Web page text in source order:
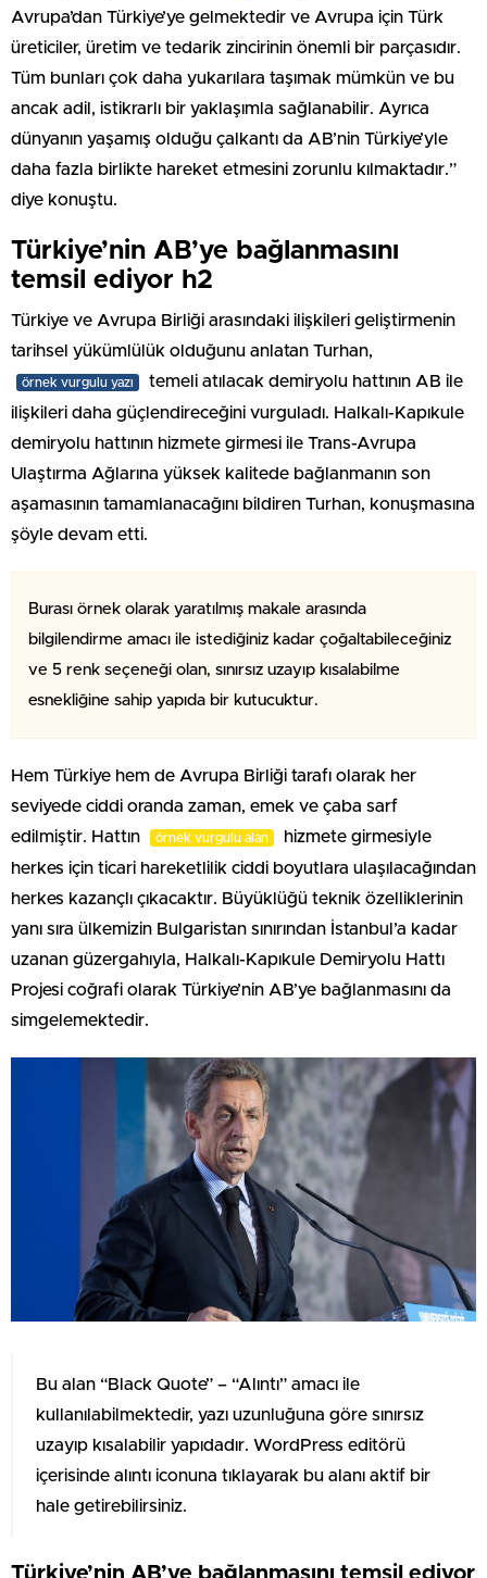
Avrupa’dan Türkiye’ye gelmektedir ve Avrupa için Türk
üreticiler, üretim ve tedarik zincirinin önemli bir parçasıdır.
Tüm bunları çok daha yukarılara taşımak mümkün ve bu
ancak adil, istikrarlı bir yaklaşımla sağlanabilir. Ayrıca
dünyanın yaşamış olduğu çalkantı da AB’nin Türkiye’yle
daha fazla birlikte hareket etmesini zorunlu kılmaktadır.”
diye konuştu.
Türkiye’nin AB’ye bağlanmasını
temsil ediyor h2
Türkiye ve Avrupa Birliği arasındaki ilişkileri geliştirmenin
tarihsel yükümlülük olduğunu anlatan Turhan,
örnek vurgulu yazı
temeli atılacak demiryolu hattının AB ile
ilişkileri daha güçlendireceğini vurguladı. Halkalı-Kapıkule
demiryolu hattının hizmete girmesi ile Trans-Avrupa
Ulaştırma Ağlarına yüksek kalitede bağlanmanın son
aşamasının tamamlanacağını bildiren Turhan, konuşmasına
şöyle devam etti.
Burası örnek olarak yaratılmış makale arasında
bilgilendirme amacı ile istediğiniz kadar çoğaltabileceğiniz
ve 5 renk seçeneği olan, sınırsız uzayıp kısalabilme
esnekliğine sahip yapıda bir kutucuktur.
Hem Türkiye hem de Avrupa Birliği tarafı olarak her
seviyede ciddi oranda zaman, emek ve çaba sarf
edilmiştir. Hattın
örnek vurgulu alan
hizmete girmesiyle
herkes için ticari hareketlilik ciddi boyutlara ulaşılacağından
herkes kazançlı çıkacaktır. Büyüklüğü teknik özelliklerinin
yanı sıra ülkemizin Bulgaristan sınırından İstanbul’a kadar
uzanan güzergahıyla, Halkalı-Kapıkule Demiryolu Hattı
Projesi coğrafi olarak Türkiye’nin AB’ye bağlanmasını da
simgelemektedir.
Bu alan “Black Quote” – “Alıntı” amacı ile
kullanılabilmektedir, yazı uzunluğuna göre sınırsız
uzayıp kısalabilir yapıdadır. WordPress editörü
içerisinde alıntı iconuna tıklayarak bu alanı aktif bir
hale getirebilirsiniz.
Türkiye’nin AB’ye bağlanmasını temsil ediyor